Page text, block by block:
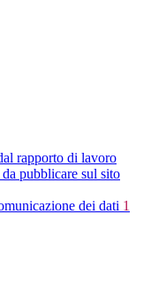
rapporto di lavoro
pubblicare sul sito
dei dati 1